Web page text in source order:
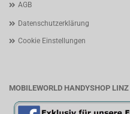
AGB
Datenschutzerklärung
Cookie Einstellungen
MOBILEWORLD HANDYSHOP LINZ